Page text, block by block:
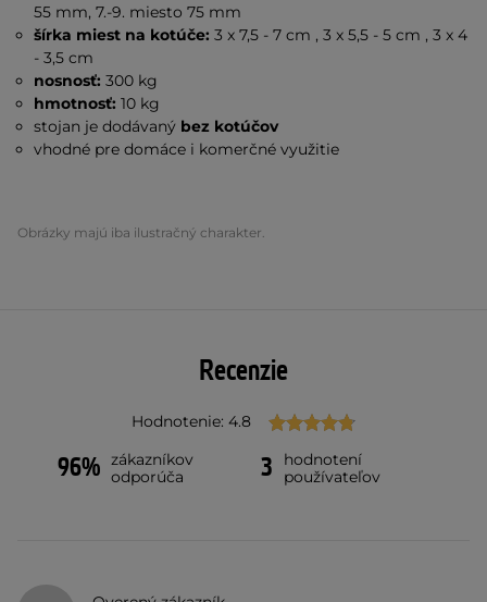
55 mm, 7.-9. miesto 75 mm
šírka miest na kotúče: 3 x 7,5 - 7 cm , 3 x 5,5 - 5 cm , 3 x 4
- 3,5 cm
nosnosť: 300 kg
hmotnosť: 10 kg
stojan je dodávaný bez kotúčov
vhodné pre domáce i komerčné využitie
Obrázky majú iba ilustračný charakter.
Recenzie
Hodnotenie: 4.8
96% zákazníkov
odporúča
3
hodnotení
používateľov